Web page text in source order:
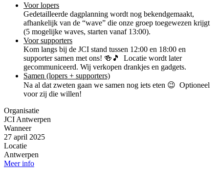
Voor lopers
Gedetailleerde dagplanning wordt nog bekendgemaakt,
afhankelijk van de “wave” die onze groep toegewezen krijgt
(5 mogelijke waves, starten vanaf 13:00).
Voor supporters
Kom langs bij de JCI stand tussen 12:00 en 18:00 en
supporter samen met ons! 🍻🎵 Locatie wordt later
gecommuniceerd. Wij verkopen drankjes en gadgets.
Samen (lopers + supporters)
Na al dat zweten gaan we samen nog iets eten 😉 Optioneel
voor zij die willen!
Organisatie
JCI Antwerpen
Wanneer
27 april 2025
Locatie
Antwerpen
Meer info